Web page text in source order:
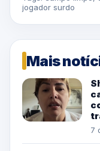
jogador surdo
Mais
7